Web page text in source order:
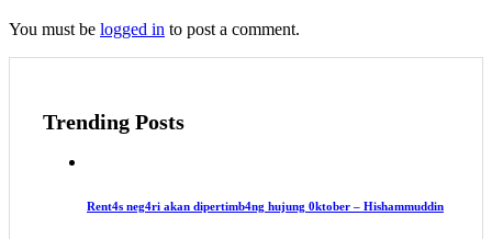
You must be logged in to post a comment.
Trending Posts
Rent4s neg4ri akan dipertimb4ng hujung 0ktober – Hishammuddin